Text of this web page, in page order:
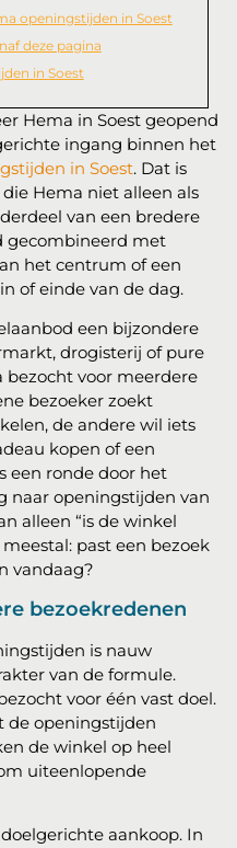
Hema in Soest geopend
ingang binnen het
in Soest. Dat is
Hema niet alleen als
van een bredere
gecombineerd met
het centrum of een
of einde van de dag.
een bijzondere
drogisterij of pure
voor meerdere
bezoeker zoekt
de andere wil iets
kopen of een
een ronde door het
naar openingstijden van
alleen “is de winkel
past een bezoek
vandaag?
bezoekredenen
is nauw
van de formule.
voor één vast doel.
de openingstijden
de winkel op heel
uiteenlopende
aankoop. In
openingstijden in Soest
deze pagina
in Soest